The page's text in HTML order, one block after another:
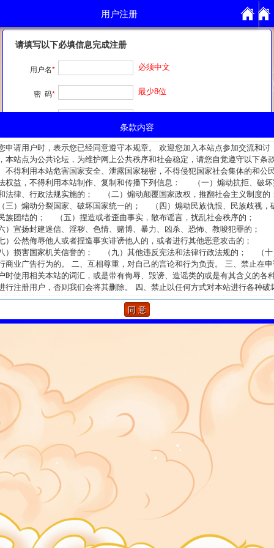
用户注册
条款内容
申请用户时，表示您已经同意遵守本规章。 欢迎您加入本站点参加交流和讨
本站点为公共论坛，为维护网上公共秩序和社会稳定，请您自觉遵守以下条
不得利用本站危害国家安全、泄露国家秘密，不得侵犯国家社会集体的和公
权益，不得利用本站制作、复制和传播下列信息： （一）煽动抗拒、破坏
法律、行政法规实施的； （二）煽动颠覆国家政权，推翻社会主义制度的
）煽动分裂国家、破坏国家统一的； （四）煽动民族仇恨、民族歧视，
族团结的； （五）捏造或者歪曲事实，散布谣言，扰乱社会秩序的；
）宣扬封建迷信、淫秽、色情、赌博、暴力、凶杀、恐怖、教唆犯罪的；
）公然侮辱他人或者捏造事实诽谤他人的，或者进行其他恶意攻击的；
）损害国家机关信誉的； （九）其他违反宪法和法律行政法规的； （十
商业广告行为的。 二、互相尊重，对自己的言论和行为负责。 三、禁止在
时使用相关本站的词汇，或是带有侮辱、毁谤、造谣类的或是有其含义的各
行注册用户，否则我们会将其删除。 四、禁止以任何方式对本站进行各种破
。 五、如果您有违反国家相关法律法规的行为，本站概不负责，您的登录论
均被记录无疑，必要时，我们会向相关的国家管理部门提供此类信息。
用户注册
请填写以下必填信息完成注册
用户名* 必须中文
密 码* 最少8位
注册原因 *
我已阅读并完全同意条款内容